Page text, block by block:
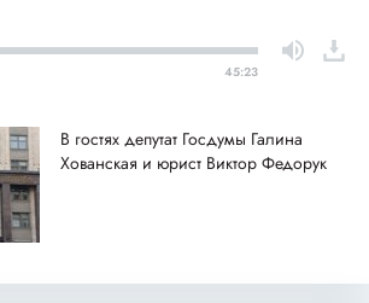
45:23
В гостях депутат Госдумы Галина
Хованская и юрист Виктор Федорук